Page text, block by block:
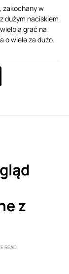
zakochany w
dużym naciskiem
grać na
o wiele za dużo.
z
READ